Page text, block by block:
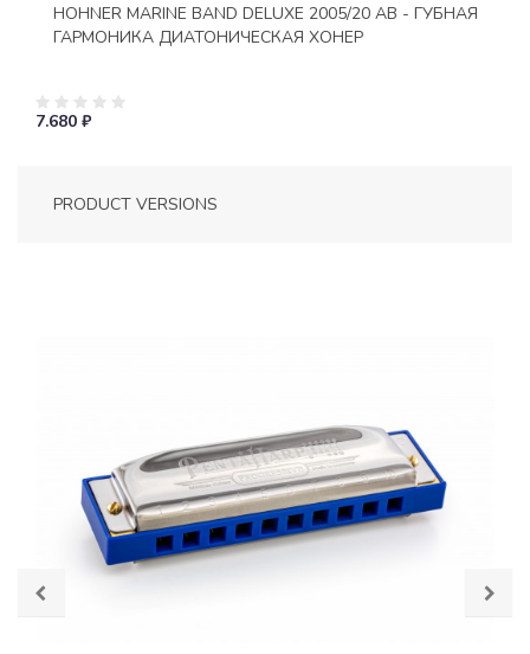
HOHNER MARINE BAND DELUXE 2005/20 AB - ГУБНАЯ
ГАРМОНИКА ДИАТОНИЧЕСКАЯ ХОНЕР
7.680 ₽
PRODUCT VERSIONS